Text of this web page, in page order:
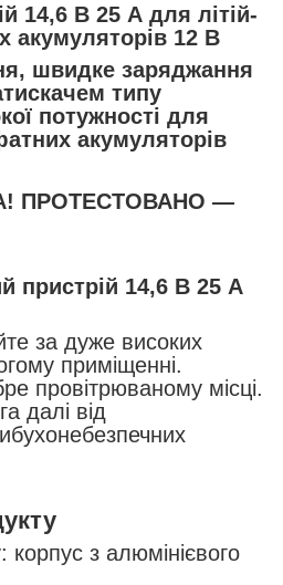
14,6 В 25 А для літій-
акумуляторів 12 В
швидке заряджання
типу
потужності для
акумуляторів
ПРОТЕСТОВАНО —
пристрій 14,6 В 25 А
за дуже високих
приміщенні.
провітрюваному місці.
далі від
корпус з алюмінієвого